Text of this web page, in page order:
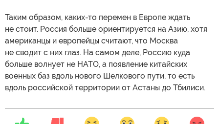
Таким образом, каких-то перемен в Европе ждать
не стоит. Россия больше ориентируется на Азию, хотя
американцы и европейцы считают, что Москва
не сводит с них глаз. На самом деле, Россию куда
больше волнует не НАТО, а появление китайских
военных баз вдоль нового Шелкового пути, то есть
вдоль российской территории от Астаны до Тбилиси.